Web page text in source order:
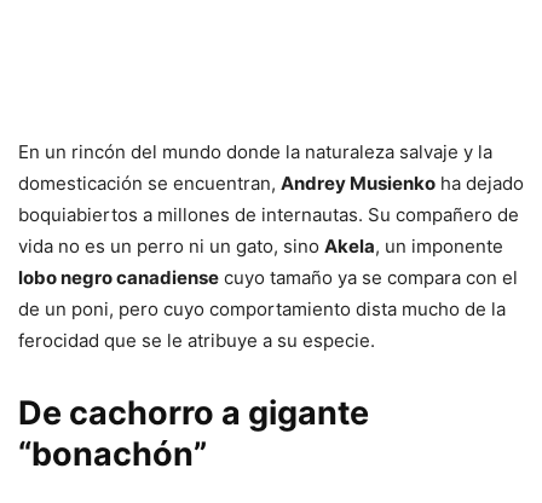
En un rincón del mundo donde la naturaleza salvaje y la
domesticación se encuentran, Andrey Musienko ha dejado
boquiabiertos a millones de internautas. Su compañero de
vida no es un perro ni un gato, sino Akela, un imponente
lobo negro canadiense cuyo tamaño ya se compara con el
de un poni, pero cuyo comportamiento dista mucho de la
ferocidad que se le atribuye a su especie.
De cachorro a gigante
“bonachón”